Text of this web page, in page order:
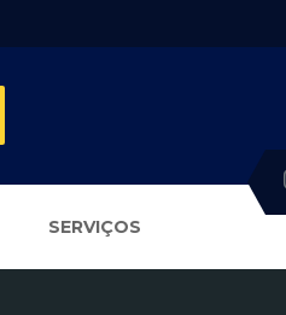
SERVIÇOS